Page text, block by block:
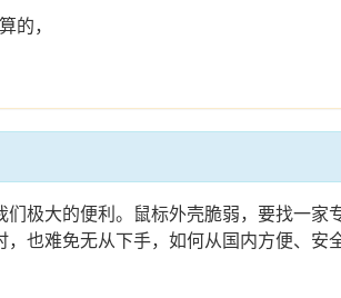
的，
极大的便利。鼠标外壳脆弱，要找一家
也难免无从下手，如何从国内方便、安